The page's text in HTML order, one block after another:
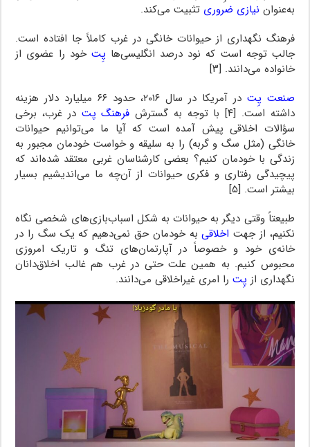
به‌عنوان نیازی ضروری تثبیت می‌کند.
فرهنگ نگهداری از حیوانات خانگی در غرب کاملاً جا افتاده است.
جالب توجه است که نود درصد انگلیسی‌ها پِت خود را عضوی از
خانواده می‌دانند. [۳]
صنعت پِت
در آمریکا در سال ۲۰۱۶، حدود ۶۶ میلیارد دلار هزینه
داشته است. [۴] با توجه به گسترش
فرهنگ پت در غرب، برخی
سؤالات اخلاقی پیش آمده است که آیا ما می‌توانیم حیوانات
خانگی (مثل سگ و گربه) را به سلیقه و خواست خودمان مجبور به
زندگی با خودمان کنیم؟ بعضی کارشناسان غربی معتقد شده‌اند که
پیچیدگی رفتاری و فکری حیوانات از آن‌چه ما می‌اندیشیم بسیار
بیشتر است. [۵]
طبیعتاً وقتی دیگر به حیوانات به شکل اسباب‌بازی‌های شخصی نگاه
نکنیم، از جهت اخلاقیبه خودمان حق نمی‌دهیم که یک سگ را در
خانه‌ی خود و خصوصاً در آپارتمان‌های تنگ و تاریک امروزی
محبوس کنیم. به همین علت حتی در غرب هم غالب اخلاق‌دانان
نگهداری از پِت را امری غیراخلاقی می‌دانند.